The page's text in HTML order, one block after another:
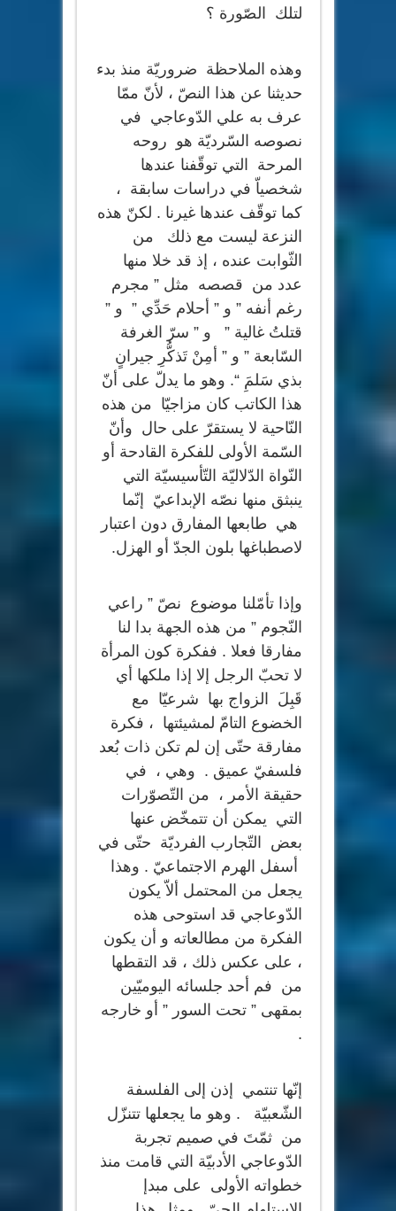
لتلك الصّورة ؟
وهذه الملاحظة ضروريّة منذ بدء
حديثنا عن هذا النصّ ، لأنّ ممّا
عرف به علي الدّوعاجي في
نصوصه السّرديّة هو روحه
المرحة التي توقّفنا عندها
شخصياّ في دراسات سابقة ،
كما توقّف عندها غيرنا . لكنّ هذه
النزعة ليست مع ذلك من
الثّوابت عنده ، إذ قد خلا منها
عدد من قصصه مثل ” مجرم
رغم أنفه ” و ” أحلام حَدِّي ” و ”
قتلتُ غالية ” و ” سرّ الغرفة
السّابعة ” و ” أمِنْ تَذكُّرِ جيرانٍ
بذي سَلمَِ “. وهو ما يدلّ على أنّ
هذا الكاتب كان مزاجيّا من هذه
النّاحية لا يستقرّ على حال وأنّ
السّمة الأولى للفكرة القادحة أو
النّواة الدّلاليّة التّأسيسيّة التي
ينبثق منها نصّه الإبداعيّ إنّما
هي طابعها المفارق دون اعتبار
لاصطباغها بلون الجدّ أو الهزل.
وإذا تأمّلنا موضوع نصّ ” راعي
النّجوم ” من هذه الجهة بدا لنا
مفارقا فعلا . ففكرة كون المرأة
لا تحبّ الرجل إلا إذا ملكها أي
قَبِلَ الزواج بها شرعيّا مع
الخضوع التامّ لمشيئتها ، فكرة
مفارقة حتّى إن لم تكن ذات بُعد
فلسفيّ عميق . وهي ، في
حقيقة الأمر ، من التّصوّرات
التي يمكن أن تتمخّض عنها
بعض التّجارب الفرديّة حتّى في
أسفل الهرم الاجتماعيّ . وهذا
يجعل من المحتمل ألاّ يكون
الدّوعاجي قد استوحى هذه
الفكرة من مطالعاته و أن يكون
، على عكس ذلك ، قد التقطها
من فم أحد جلسائه اليوميّين
بمقهى ” تحت السور ” أو خارجه
.
إنّها تنتمي إذن إلى الفلسفة
الشّعبيّة . وهو ما يجعلها تتنزّل
من ثمّتَ في صميم تجربة
الدّوعاجي الأدبيّة التي قامت منذ
خطواته الأولى على مبدإ